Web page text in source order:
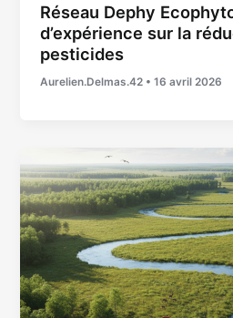
Réseau Dephy
d’expérience sur la
pesticides
Aurelien.Delmas.42 •16 avril 2026